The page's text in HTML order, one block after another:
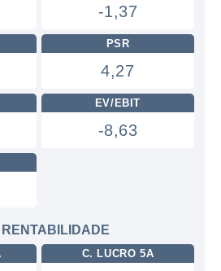
-1,37
PSR
4,27
EV/EBIT
-8,63
RENTABILIDADE
C. LUCRO 5A